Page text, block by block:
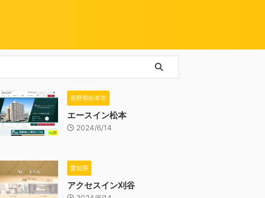
長野県松本市
エースイン松本
2024/6/14
愛知県
アクセスイン刈谷